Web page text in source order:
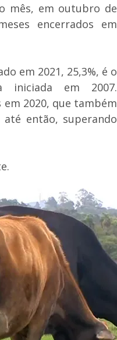
mês, em outubro de
encerrados em
em 2021, 25,3%, é o
iniciada em 2007.
em 2020, que também
então, superando